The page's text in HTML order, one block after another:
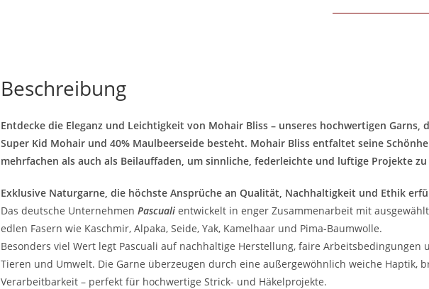
Beschreibung
Entdecke die Eleganz und Leichtigkeit von Mohair Bliss – unseres hochwertigen Garns,
Super Kid Mohair und 40% Maulbeerseide besteht. Mohair Bliss entfaltet seine
mehrfachen als auch als Beilauffaden, um sinnliche, federleichte und luftige Projekte
Exklusive Naturgarne, die höchste Ansprüche an Qualität, Nachhaltigkeit und Ethik
Das deutsche Unternehmen Pascualientwickelt in enger Zusammenarbeit mit
edlen Fasern wie Kaschmir, Alpaka, Seide, Yak, Kamelhaar und Pima-Baumwolle.
Besonders viel Wert legt Pascuali auf nachhaltige Herstellung, faire Arbeitsbedingungen
Tieren und Umwelt. Die Garne überzeugen durch eine außergewöhnlich weiche Haptik,
Verarbeitbarkeit – perfekt für hochwertige Strick- und Häkelprojekte.